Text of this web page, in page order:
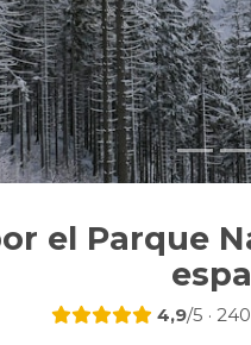
el Parque
4,9/5 ·